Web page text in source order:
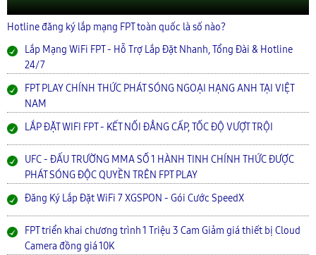
Hotline đăng ký lắp mạng FPT toàn quốc là số nào?
Lắp Mạng WiFi FPT - Hỗ Trợ Lắp Đặt Nhanh, Tổng Đài & Hotline
24/7
FPT PLAY CHÍNH THỨC PHÁT SÓNG NGOẠI HẠNG ANH TẠI VIỆT
NAM
LẮP ĐẶT WIFI FPT - KẾT NỐI ĐẲNG CẤP, TỐC ĐỘ VƯỢT TRỘI
UFC - ĐẤU TRƯỜNG MMA SỐ 1 HÀNH TINH CHÍNH THỨC ĐƯỢC
PHÁT SÓNG ĐỘC QUYỀN TRÊN FPT PLAY
Đăng Ký Lắp Đặt WiFi 7 XGSPON - Gói Cước SpeedX
FPT triển khai chương trình 1 Triệu 3 Cam Giảm giá thiết bị Cloud
Camera đồng giá 10K